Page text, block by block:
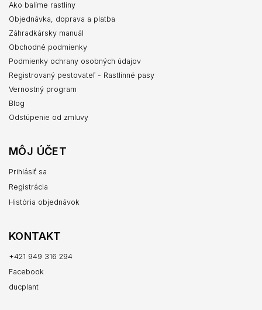
Ako balíme rastliny
Objednávka, doprava a platba
Záhradkársky manuál
Obchodné podmienky
Podmienky ochrany osobných údajov
Registrovaný pestovateľ - Rastlinné pasy
Vernostný program
Blog
Odstúpenie od zmluvy
MÔJ ÚČET
Prihlásiť sa
Registrácia
História objednávok
KONTAKT
+421 949 316 294
Facebook
ducplant